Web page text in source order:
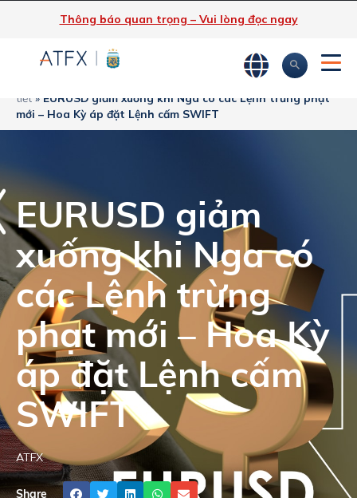
Thông báo quan trọng – Vui lòng đọc ngay
Tin tức thị trường & Thông tin chi
tiết » EURUSD giảm xuống khi Nga có các Lệnh trừng phạt
mới – Hoa Kỳ áp đặt Lệnh cấm SWIFT
EURUSD giảm
xuống khi Nga có
các Lệnh trừng
phạt mới – Hoa Kỳ
áp đặt Lệnh cấm
SWIFT
ATFX
Share